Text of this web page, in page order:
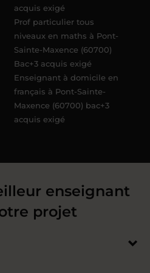
acquis exigé
Prof particulier tous
niveaux en maths à Pont-
Sainte-Maxence (60700)
Bac+3 acquis exigé
Enseignant à domicile en
français à Pont-Sainte-
Maxence (60700) bac+3
acquis exigé
enseignant
projet